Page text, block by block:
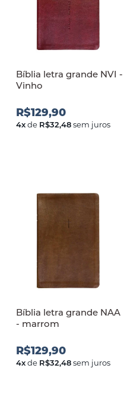
Bíblia letra grande NVI -
Vinho
R$129,90
4xde R$32,48sem juros
Bíblia letra grande NAA
- marrom
R$129,90
4xde R$32,48sem juros